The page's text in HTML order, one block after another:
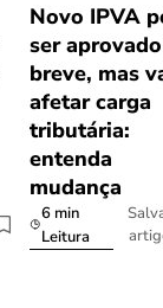
Novo IPVA
ser
breve, mas
afetar carga
tributária:
entenda
mudança
6 min
Leitura